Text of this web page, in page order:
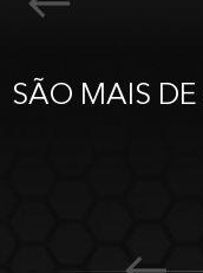
SÃO MAIS DE